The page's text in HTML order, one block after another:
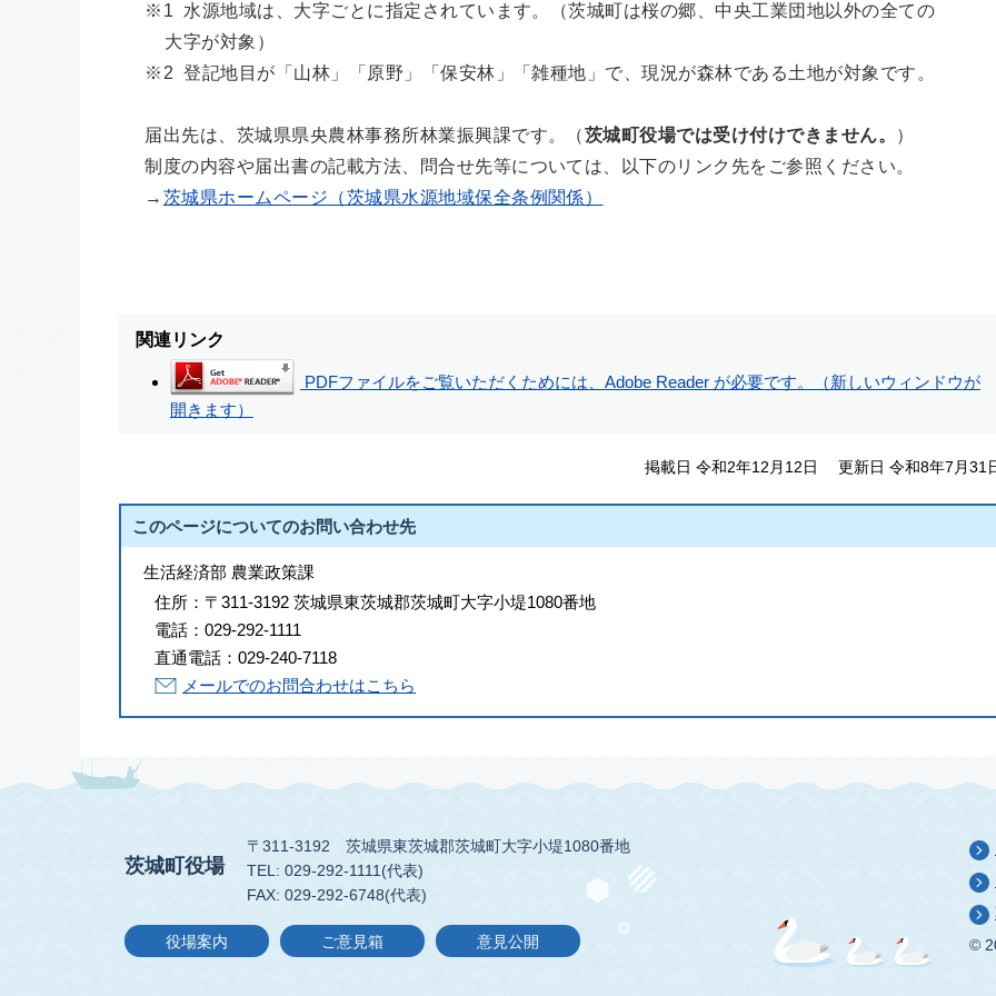
※1 水源地域は、大字ごとに指定されています。（茨城町は桜の郷、中央工業団地以外の全ての
大字が対象）
※2 登記地目が「山林」「原野」「保安林」「雑種地」で、現況が森林である土地が対象です。
届出先は、茨城県県央農林事務所林業振興課です。（茨城町役場では受け付けできません。
）
制度の内容や届出書の記載方法、問合せ先等については、以下のリンク先をご参照ください。
→ 茨城県ホームページ（茨城県水源地域保全条例関係）
関連リンク
PDFファイルをご覧いただくためには、Adobe Reader が必要です。（新しいウィンドウが
開きます）
掲載日 令和2年12月12日 更新日 令和8年7月31
このページについてのお問い合わせ先
生活経済部 農業政策課
住所： 〒311-3192 茨城県東茨城郡茨城町大字小堤1080番地
電話： 029-292-1111
直通電話： 029-240-7118
メールでのお問合わせはこちら
茨城町役場
〒311-3192
茨城県東茨城郡茨城町大字小堤1080番地
TEL: 029-292-1111(代表)
FAX: 029-292-6748(代表)
役場案内 ご意見箱 意見公開
©